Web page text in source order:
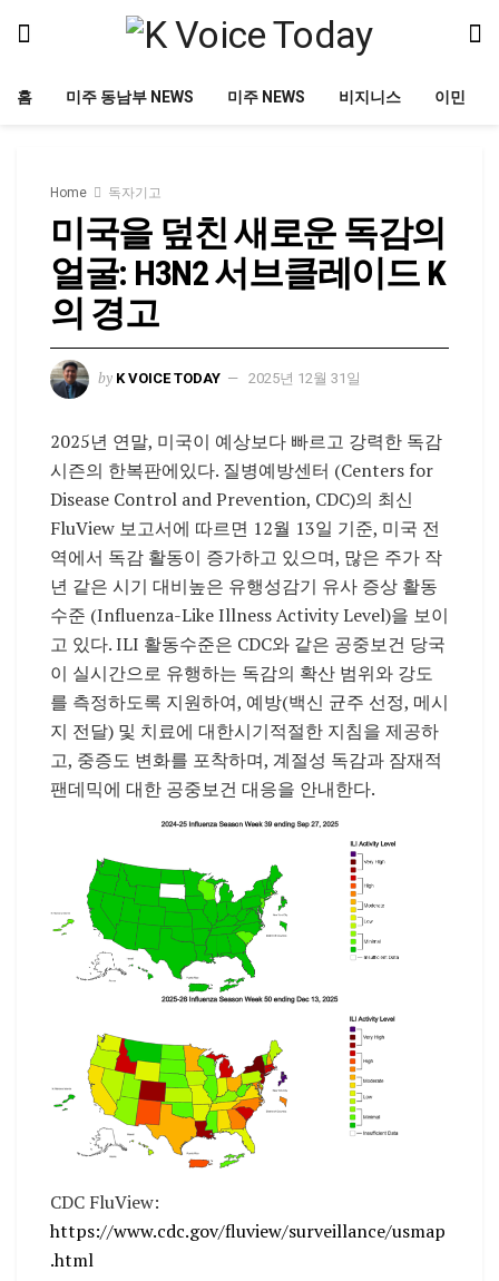
홈 미주 동남부 NEWS 미주 NEWS 비지니스 이민
Home 독자기고
미국을 덮친 새로운 독감의
얼굴: H3N2 서브클레이드 K
의 경고
by K VOICE TODAY 2025년 12월 31일
2025년 연말, 미국이 예상보다 빠르고 강력한 독감
시즌의 한복판에있다. 질병예방센터 (Centers for
Disease Control and Prevention, CDC)의 최신
FluView 보고서에 따르면 12월 13일 기준, 미국 전
역에서 독감 활동이 증가하고 있으며, 많은 주가 작
년 같은 시기 대비높은 유행성감기 유사 증상 활동
수준 (Influenza-Like Illness Activity Level)을 보이
고 있다. ILI 활동수준은 CDC와 같은 공중보건 당국
이 실시간으로 유행하는 독감의 확산 범위와 강도
를 측정하도록 지원하여, 예방(백신 균주 선정, 메시
지 전달) 및 치료에 대한시기적절한 지침을 제공하
고, 중증도 변화를 포착하며, 계절성 독감과 잠재적
팬데믹에 대한 공중보건 대응을 안내한다.
CDC FluView:
https://www.cdc.gov/fluview/surveillance/usmap
.html